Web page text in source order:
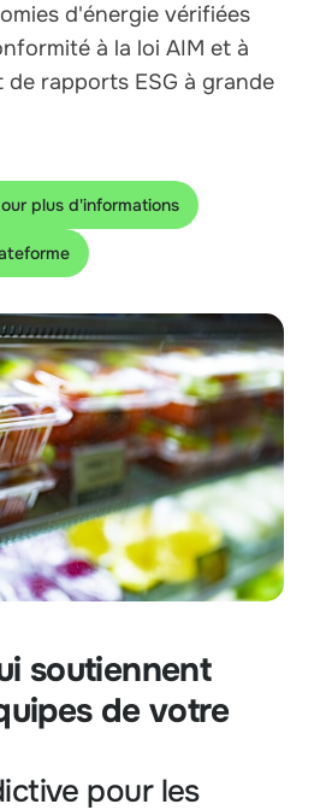
d'énergie vérifiées
à la loi AIM et à
de rapports ESG à grande
plus d'informations
soutiennent
de votre
pour les